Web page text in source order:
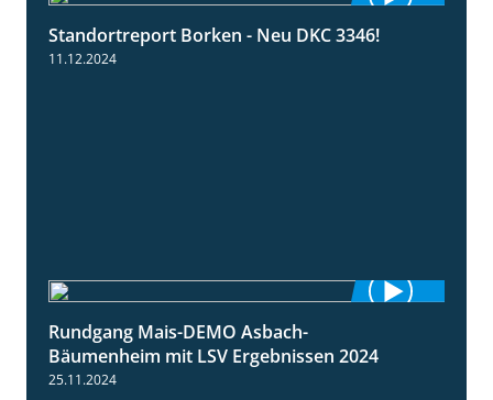
1:38
Standortreport Borken - Neu DKC 3346!
11.12.2024
Rundgang Mais-DEMO Asbach-
Bäumenheim mit LSV Ergebnissen 2024
25.11.2024